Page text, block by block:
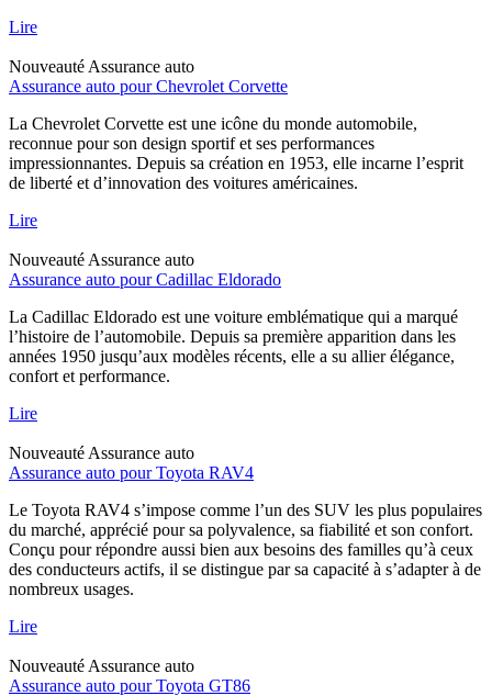
Lire
Nouveauté Assurance auto
Assurance auto pour Chevrolet Corvette
La Chevrolet Corvette est une icône du monde automobile,
reconnue pour son design sportif et ses performances
impressionnantes. Depuis sa création en 1953, elle incarne l’esprit
de liberté et d’innovation des voitures américaines.
Lire
Nouveauté Assurance auto
Assurance auto pour Cadillac Eldorado
La Cadillac Eldorado est une voiture emblématique qui a marqué
l’histoire de l’automobile. Depuis sa première apparition dans les
années 1950 jusqu’aux modèles récents, elle a su allier élégance,
confort et performance.
Lire
Nouveauté Assurance auto
Assurance auto pour Toyota RAV4
Le Toyota RAV4 s’impose comme l’un des SUV les plus populaires
du marché, apprécié pour sa polyvalence, sa fiabilité et son confort.
Conçu pour répondre aussi bien aux besoins des familles qu’à ceux
des conducteurs actifs, il se distingue par sa capacité à s’adapter à de
nombreux usages.
Lire
Nouveauté Assurance auto
Assurance auto pour Toyota GT86